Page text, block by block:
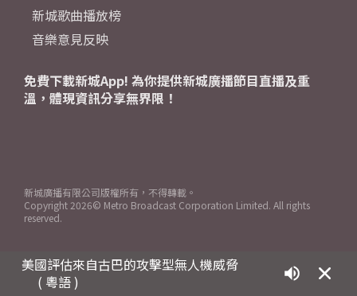
美國評估來自古巴的攻擊型無人機威脅
( 粵語 )
新城歌曲播放榜
音樂意見反映
免費下載新城App! 為你提供新城廣播節目直播及重
溫，體現資訊分享無界限！
新城廣播有限公司版權所有，不得轉載。
Copyright 2026© Metro Broadcast Corporation Limited. All rights
reserved.